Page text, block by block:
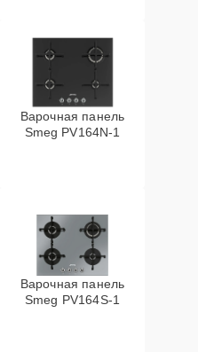
Варочная панель
Smeg PV164N-1
Варочная панель
Smeg PV164S-1